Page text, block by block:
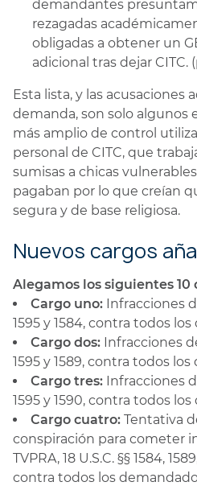
demandantes
rezagadas
obligadas a obtener un
adicional tras dejar CITC.
Esta lista, y las acusaciones
demanda, son solo algunos
más amplio de control
personal de CITC, que
sumisas a chicas
pagaban por lo que creían
segura y de base religiosa.
Nuevos cargos
Alegamos los siguientes 10
Cargo uno: Infracciones
1595 y 1584, contra todos
Cargo dos: Infracciones
1595 y 1589, contra todos
Cargo tres: Infracciones
1595 y 1590, contra todos
Cargo cuatro: Tentativa
conspiración para cometer
TVPRA, 18 U.S.C. §§ 1584,
contra todos los